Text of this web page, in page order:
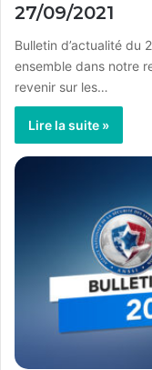
27/09/2021
Bulletin d’actualité du
ensemble dans notre
revenir sur les…
Lire la suite »